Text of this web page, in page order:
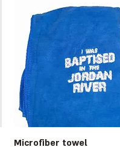
Быстрый просмотр
Microfiber towel